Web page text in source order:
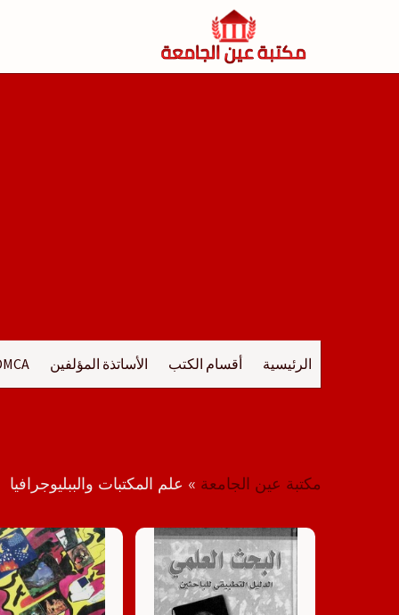
الرئيسية أقسام الكتب الأساتذة المؤلفين
مكتبة عين الجامعة » علم المكتبات والببليوجرافيا